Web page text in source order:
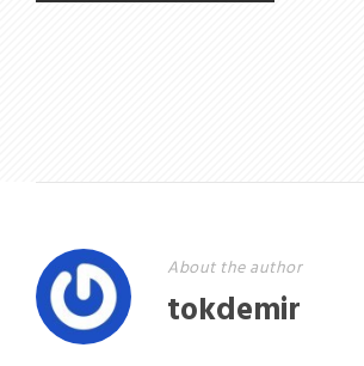
About the author
tokdemir